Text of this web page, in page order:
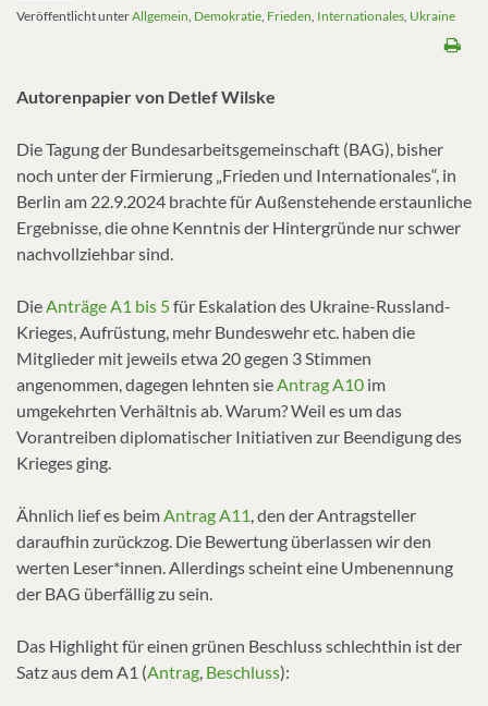
Veröffentlicht unterAllgemein Demokratie Frieden Internationales Ukraine
Autorenpapier von Detlef Wilske
Die Tagung der Bundesarbeitsgemeinschaft (BAG), bisher
noch unter der Firmierung „Frieden und Internationales“, in
Berlin am 22.9.2024 brachte für Außenstehende erstaunliche
Ergebnisse, die ohne Kenntnis der Hintergründe nur schwer
nachvollziehbar sind.
DieAnträge A1 bis 5für Eskalation des Ukraine-Russland-
Krieges, Aufrüstung, mehr Bundeswehr etc. haben die
Mitglieder mit jeweils etwa 20 gegen 3 Stimmen
angenommen, dagegen lehnten sieAntrag A10 im
umgekehrten Verhältnis ab. Warum? Weil es um das
Vorantreiben diplomatischer Initiativen zur Beendigung des
Krieges ging.
Ähnlich lief es beimAntrag A11, den der Antragsteller
daraufhin zurückzog. Die Bewertung überlassen wir den
werten Leser*innen. Allerdings scheint eine Umbenennung
der BAG überfällig zu sein.
Das Highlight für einen grünen Beschluss schlechthin ist der
Satz aus dem A1 (Antrag, Beschluss):